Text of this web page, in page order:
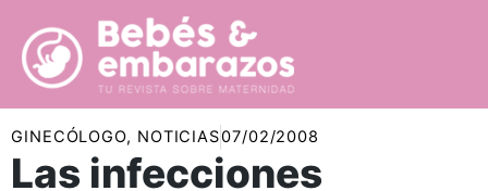
contenido
GINECÓLOGO, NOTICIAS07/02/2008
Las infecciones